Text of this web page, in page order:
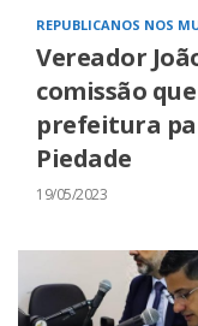
REPUBLICANOS NOS
Vereador
comissão
prefeitura
Piedade
19/05/2023